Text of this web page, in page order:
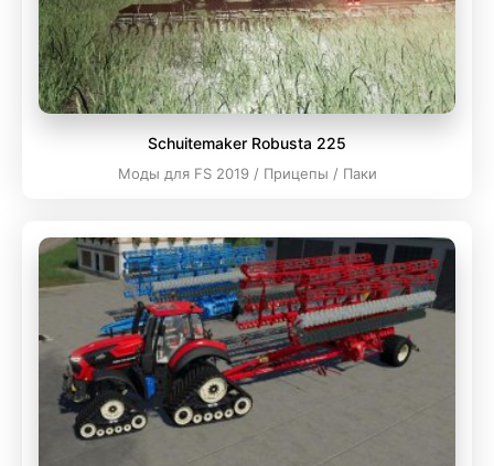
Schuitemaker Robusta 225
Моды для FS 2019 / Прицепы / Паки